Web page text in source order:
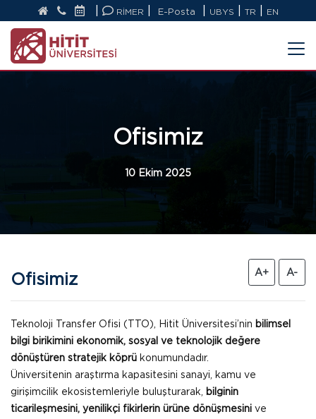
RİMER E-Posta UBYS TR EN
Ofisimiz
10 Ekim 2025
Ofisimiz A+ A-
Teknoloji Transfer Ofisi (TTO), Hitit Üniversitesi’nin bilimsel
bilgi birikimini ekonomik, sosyal ve teknolojik değere
dönüştüren stratejik köprü konumundadır.
Üniversitenin araştırma kapasitesini sanayi, kamu ve
girişimcilik ekosistemleriyle buluşturarak,
bilginin
ticarileşmesini, yenilikçi fikirlerin ürüne dönüşmesini ve